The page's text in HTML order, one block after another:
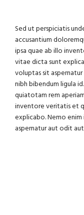
Sed ut perspiciatis
accusantium
ipsa quae ab illo
vitae dicta sunt
voluptas sit
nibh bibendum ligula
quiatotam rem
inventore veritatis et
explicabo. Nemo
aspernatur aut odit